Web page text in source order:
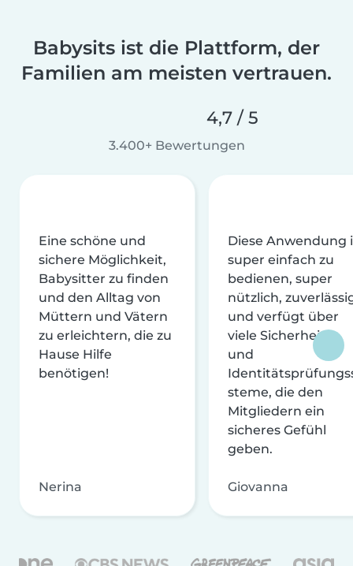
Babysits ist die Plattform, der
Familien am meisten vertrauen.
4,7 / 5
3.400+ Bewertungen
Eine schöne und
sichere Möglichkeit,
Babysitter zu finden
und den Alltag von
Müttern und Vätern
zu erleichtern, die zu
Hause Hilfe
benötigen!
Nerina
Diese Anwendung
super einfach zu
bedienen, super
nützlich,
und verfügt über
viele Sicherheits-
und
steme, die den
Mitgliedern ein
sicheres Gefühl
geben.
Giovanna